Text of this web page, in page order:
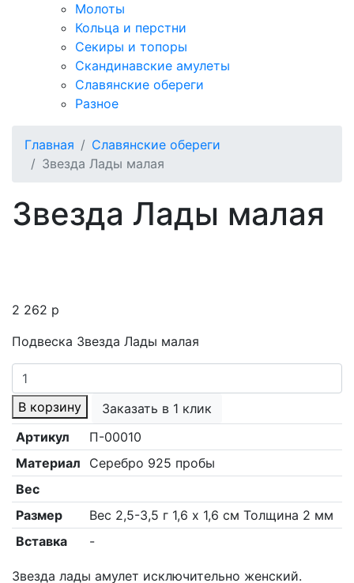
Молоты
Кольца и перстни
Секиры и топоры
Скандинавские амулеты
Славянские обереги
Разное
Главная
Славянские обереги
Звезда Лады малая
Звезда Лады малая
2 262 p
Подвеска Звезда Лады малая
Количество
товара
Звезда
Лады
малая
В корзину
Заказать в 1 клик
Артикул
П-00010
Материал
Серебро 925 пробы
Вес
Размер
Вес 2,5-3,5 г 1,6 х 1,6 см Толщина 2 мм
Вставка
-
Звезда лады амулет исключительно женский.